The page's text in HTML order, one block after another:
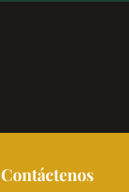
Contáctenos